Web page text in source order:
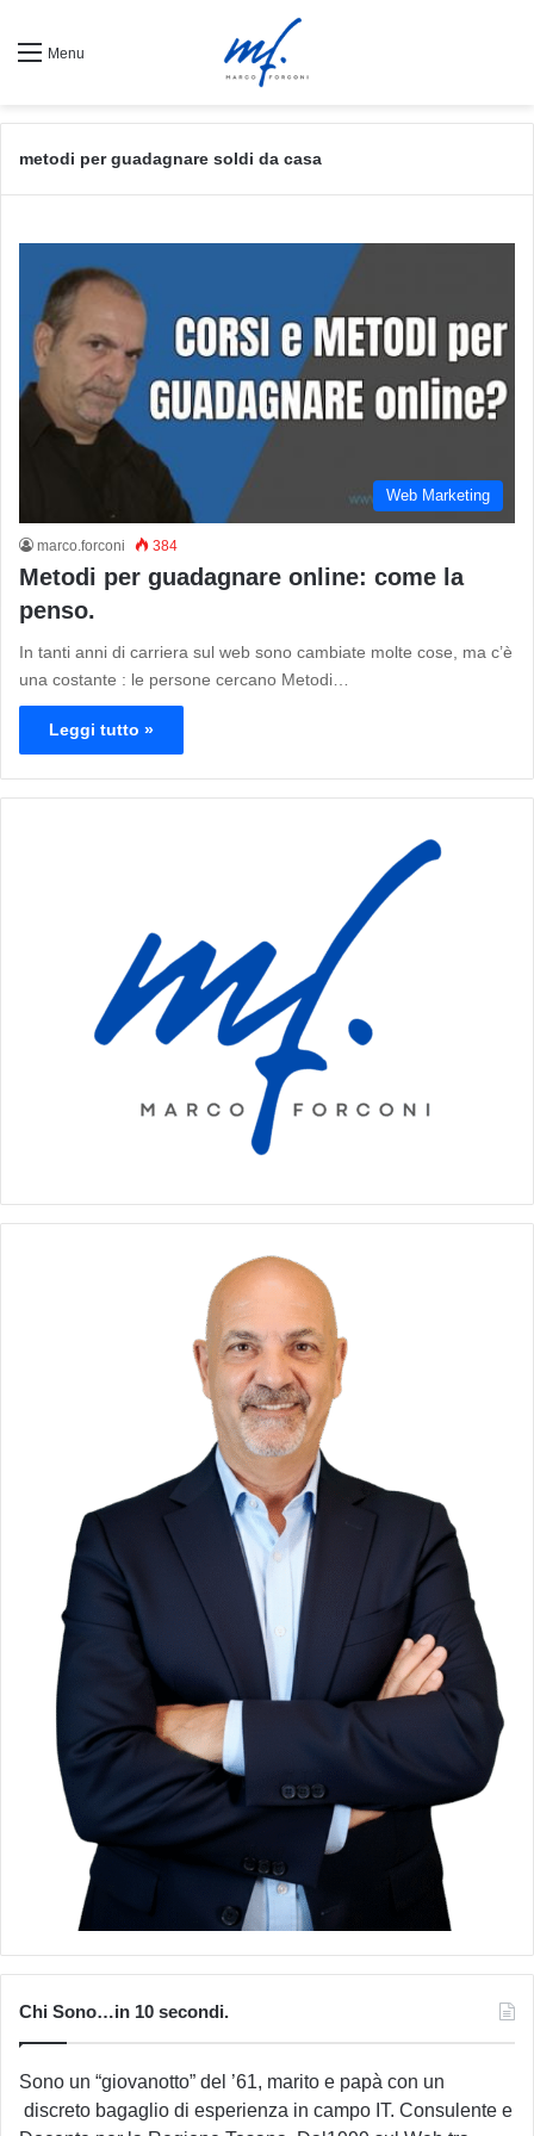
Menu
metodi per guadagnare soldi da casa
Web Marketing
marco.forconi 384
Metodi per guadagnare online: come la
penso.
In tanti anni di carriera sul web sono cambiate molte cose, ma c’è
una costante : le persone cercano Metodi…
Leggi tutto »
Chi Sono…in 10 secondi.
Sono un “giovanotto” del ’61, marito e papà con un
discreto bagaglio di esperienza in campo IT. Consulente e